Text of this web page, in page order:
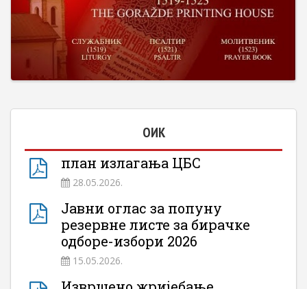
ОИК
план излагања ЦБС
28.05.2026.
Јавни оглас за попуну
резервне листе за бирачке
одборе-избори 2026
15.05.2026.